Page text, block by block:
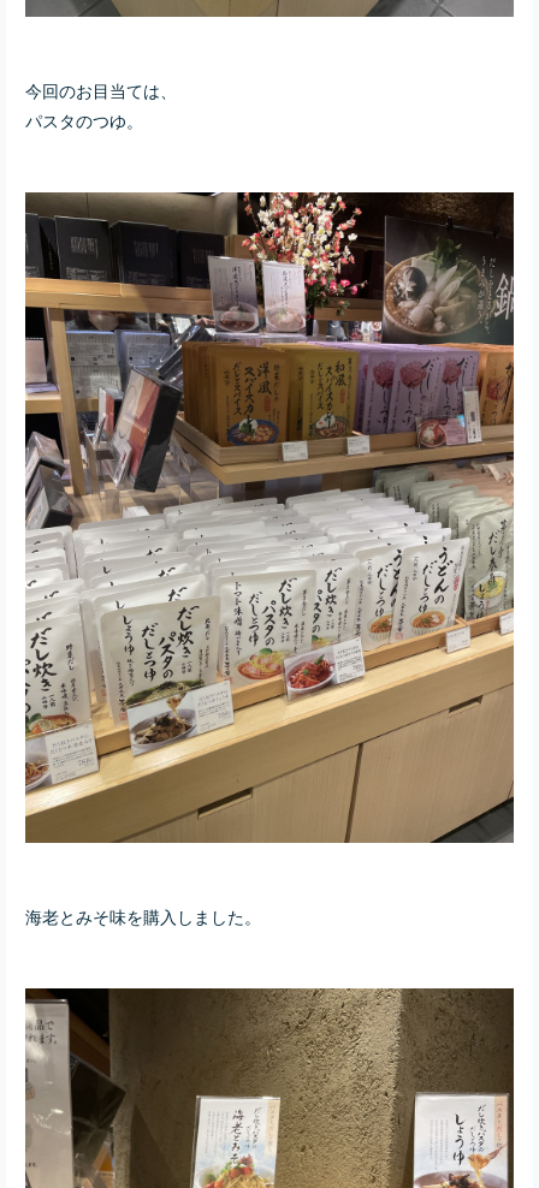
今回のお目当ては、
パスタのつゆ。
海老とみそ味を購入しました。